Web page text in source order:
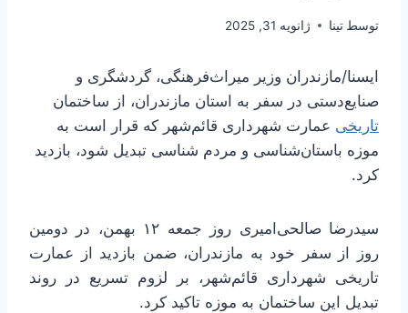
توسط تینا ژانویه 31, 2025
ایسنا/مازندران وزیر میراث‌فرهنگی، گردشگری و
صنایع‌دستی در سفر به استان مازندران، از ساختمان
تاریخی عمارت شهرداری قائم‌شهر که قرار است به
موزه باستان‌شناسی و مردم‌ شناسی تبدیل شود، بازدید
کرد.
سیدرضا صالحی‌امیری روز جمعه ۱۲ بهمن، در دومین
روز از سفر خود به مازندران، ضمن بازدید از عمارت
تاریخی شهرداری قائم‌شهر، بر لزوم تسریع در روند
تبدیل این ساختمان به موزه تاکید کرد.